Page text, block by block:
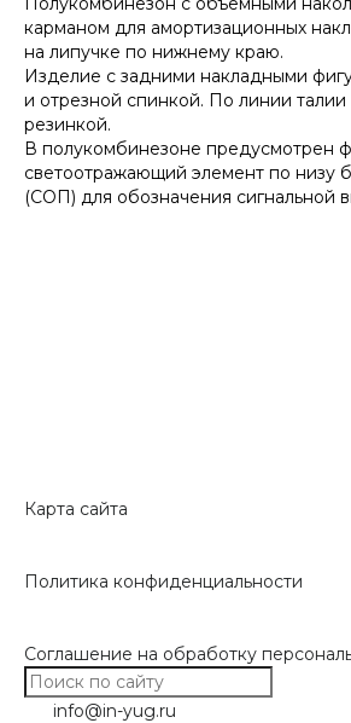
карманом для амортизационных
на липучке по нижнему краю.
Изделие с задними накладными
и отрезной спинкой. По линии талии
резинкой.
В полукомбинезоне предусмотрен
светоотражающий элемент по низу
(СОП) для обозначения сигнальной
Карта сайта
Политика конфиденциальности
Соглашение на обработку
info@in-yug.ru